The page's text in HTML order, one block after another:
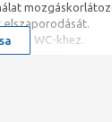
elszaporodását.
WC-khez.